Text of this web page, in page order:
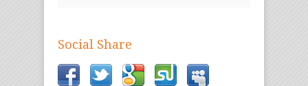
Social Share